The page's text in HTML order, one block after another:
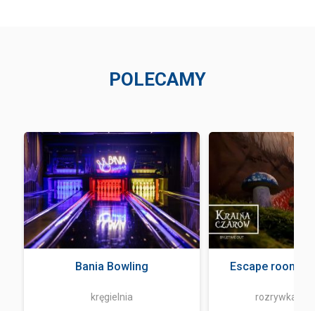
POLECAMY
Bania Bowling
kręgielnia
Escape room -
rozrywka i